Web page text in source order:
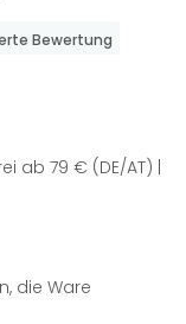
Bewertung
ab 79 € (DE/AT) |
die Ware